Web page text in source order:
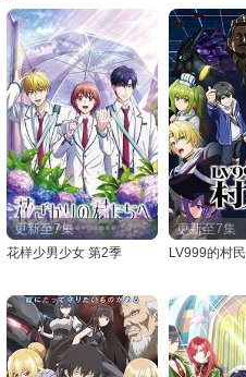
更新至7集
花样少男少女 第2季
更新至7集
LV999的村民